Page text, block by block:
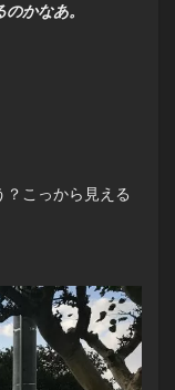
かなあ。
？こっから見える